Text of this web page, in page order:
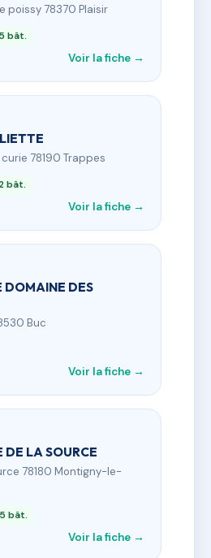
poissy 78370 Plaisir
bât.
Voir la fiche →
curie 78190 Trappes
bât.
Voir la fiche →
DOMAINE DES
Buc
Voir la fiche →
LA SOURCE
78180 Montigny-le-
bât.
Voir la fiche →